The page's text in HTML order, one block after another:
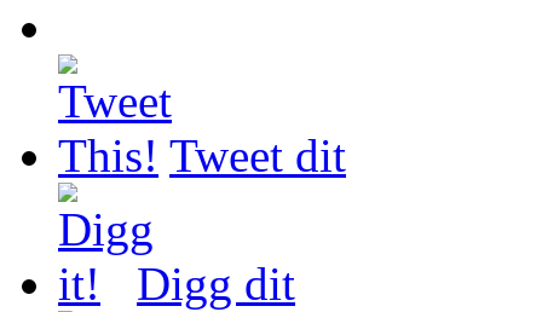
Tweet dit
Digg dit